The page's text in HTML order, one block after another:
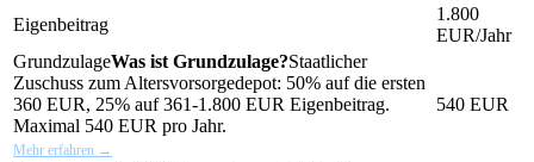
Eigenbeitrag
1.800
EUR/Jahr
GrundzulageWas ist Grundzulage?Staatlicher
Zuschuss zum Altersvorsorgedepot: 50% auf die ersten
360 EUR, 25% auf 361-1.800 EUR Eigenbeitrag.
Maximal 540 EUR pro Jahr.
Mehr erfahren →
540 EUR